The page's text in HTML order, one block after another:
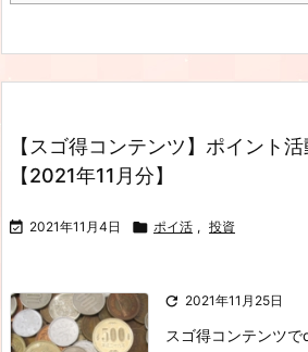
【スゴ得コンテンツ】ポイント
【2021年11月分】
 2021年11月4日  ポイ活 , 投資
 2021年11月25日
スゴ得コンテンツ